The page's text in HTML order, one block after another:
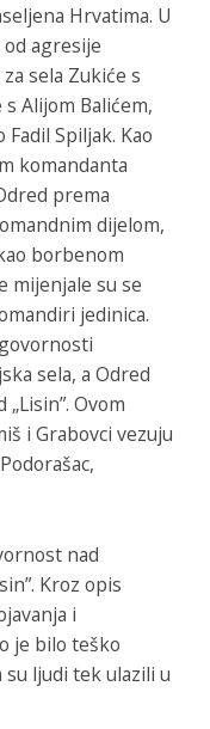
Hrvatima. U
agresije
sela Zukiće s
Alijom Balićem,
Spiljak. Kao
komandanta
prema
dijelom,
borbenom
mijenjale su se
jedinica.
sela, a Odred
Ovom
i Grabovci vezuju
nad
Kroz opis
i
je bilo teško
ljudi tek ulazili u